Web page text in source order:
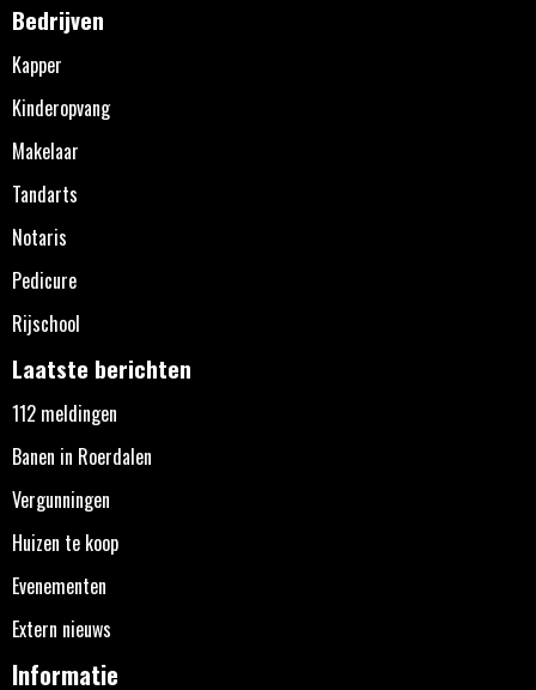
Bedrijven
Kapper
Kinderopvang
Makelaar
Tandarts
Notaris
Pedicure
Rijschool
Laatste berichten
112 meldingen
Banen in Roerdalen
Vergunningen
Huizen te koop
Evenementen
Extern nieuws
Informatie